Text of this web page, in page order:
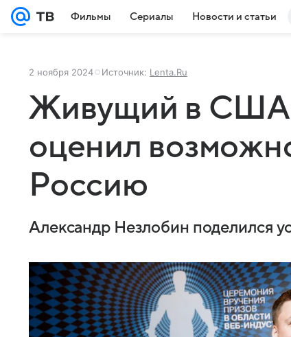
Фильмы Сериалы Новости и статьи
2 ноября 2024 Источник: Lenta.Ru
Живущий в США
оценил
Россию
Александр Незлобин поделился